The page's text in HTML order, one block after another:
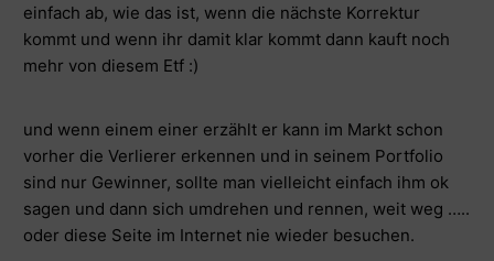
einfach ab, wie das ist, wenn die nächste Korrektur
kommt und wenn ihr damit klar kommt dann kauft noch
mehr von diesem Etf :)
und wenn einem einer erzählt er kann im Markt schon
vorher die Verlierer erkennen und in seinem Portfolio
sind nur Gewinner, sollte man vielleicht einfach ihm ok
sagen und dann sich umdrehen und rennen, weit weg …..
oder diese Seite im Internet nie wieder besuchen.